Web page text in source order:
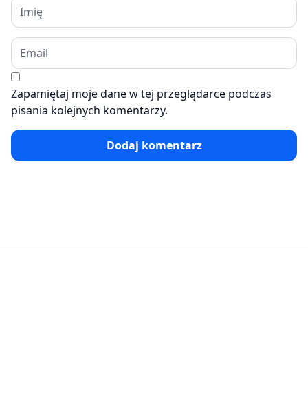
Zapamiętaj moje dane w tej przeglądarce podczas
pisania kolejnych komentarzy.
Dodaj komentarz